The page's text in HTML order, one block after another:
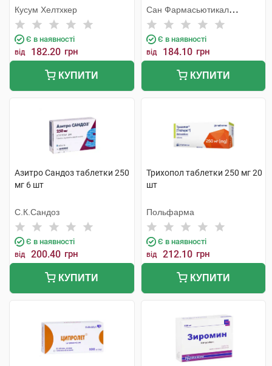
Кусум Хелтхкер
Є в наявності
від 182.20 грн
КУПИТИ
Сан Фармасьютикал
Індастріз
Є в наявності
від 184.10 грн
КУПИТИ
Азитро Сандоз таблетки 250
мг 6 шт
С.К.Сандоз
Є в наявності
від 200.40 грн
КУПИТИ
Трихопол таблетки 250 мг 20
шт
Польфарма
Є в наявності
від 212.10 грн
КУПИТИ